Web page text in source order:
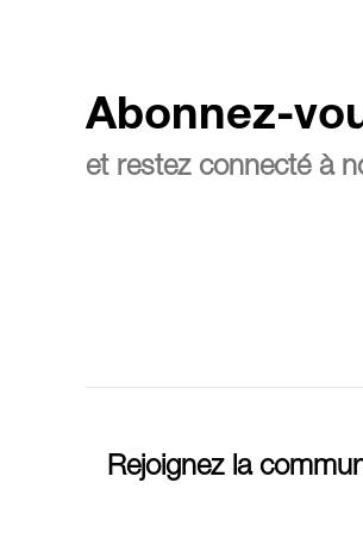
Abonnez-
et restez connecté à
Rejoignez la